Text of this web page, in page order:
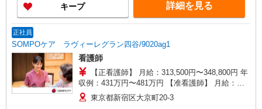
キープ 詳細を見る
正社員
SOMPOケア ラヴィーレグラン四谷/9020ag1
看護師
【正看護師】 月給：313,500円〜348,800円 年
収例：431万円〜481万円 【准看護師】 月給：
287,800円〜323,100円 年収例：395万円〜445万円
【賞与】あり（年2回） ※月給は職務手当、働き
東京都新宿区大京町20-3